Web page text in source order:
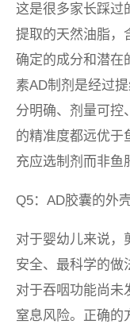
这是很多家长踩过
提取的天然油脂，
确定的成分和潜在
素AD制剂是经过
分明确、剂量可控
的精准度都远优于
充应选制剂而非鱼
Q5：AD胶囊的外
对于婴幼儿来说，
安全、最科学的做
对于吞咽功能尚未
窒息风险。正确的